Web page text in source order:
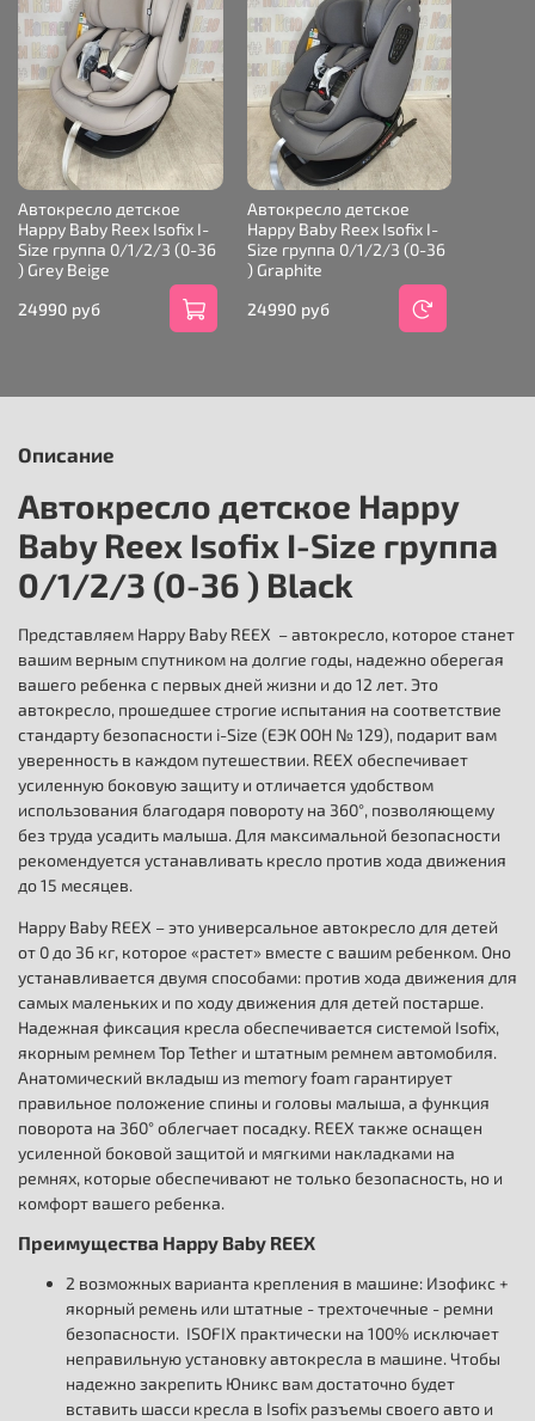
Автокресло детское
Happy Baby Reex Isofix I-
Size группа 0/1/2/3 (0-36
) Grey Beige
24990 руб
Автокресло детское
Happy Baby Reex Isofix I-
Size группа 0/1/2/3 (0-36
) Graphite
24990 руб
Описание
Автокресло детское Happy
Baby Reex Isofix I-Size группа
0/1/2/3 (0-36 ) Black
Представляем Happy Baby REEX – автокресло, которое станет
вашим верным спутником на долгие годы, надежно оберегая
вашего ребенка с первых дней жизни и до 12 лет. Это
автокресло, прошедшее строгие испытания на соответствие
стандарту безопасности i-Size (ЕЭК ООН № 129), подарит вам
уверенность в каждом путешествии. REEX обеспечивает
усиленную боковую защиту и отличается удобством
использования благодаря повороту на 360°, позволяющему
без труда усадить малыша. Для максимальной безопасности
рекомендуется устанавливать кресло против хода движения
до 15 месяцев.
Happy Baby REEX – это универсальное автокресло для детей
от 0 до 36 кг, которое «растет» вместе с вашим ребенком. Оно
устанавливается двумя способами: против хода движения для
самых маленьких и по ходу движения для детей постарше.
Надежная фиксация кресла обеспечивается системой Isofix,
якорным ремнем Top Tether и штатным ремнем автомобиля.
Анатомический вкладыш из memory foam гарантирует
правильное положение спины и головы малыша, а функция
поворота на 360° облегчает посадку. REEX также оснащен
усиленной боковой защитой и мягкими накладками на
ремнях, которые обеспечивают не только безопасность, но и
комфорт вашего ребенка.
Преимущества Happy Baby REEX
2 возможных варианта крепления в машине: Изофикс +
якорный ремень или штатные - трехточечные - ремни
безопасности. ISOFIX практически на 100% исключает
неправильную установку автокресла в машине. Чтобы
надежно закрепить Юникс вам достаточно будет
вставить шасси кресла в Isofix разъемы своего авто и